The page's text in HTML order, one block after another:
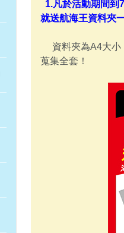
1.凡於活動期間到
就送航海王資料夾
資料夾為A4大小
蒐集全套！